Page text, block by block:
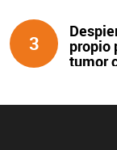
3 propio
tumor